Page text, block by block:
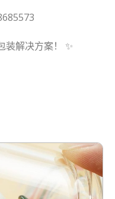
装解决方案！ ✨